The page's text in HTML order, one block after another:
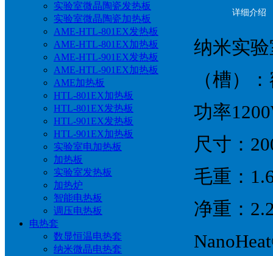
实验室微晶陶瓷发热板
实验室微晶陶瓷加热板
AME-HTL-801EX发热板
AME-HTL-801EX加热板
AME-HTL-901EX发热板
AME-HTL-901EX加热板
AME加热板
HTL-801EX加热板
HTL-801EX发热板
HTL-901EX发热板
HTL-901EX加热板
实验室电加热板
加热板
实验室发热板
加热炉
智能电热板
调压电热板
电热套
数显恒温电热套
纳米微晶电热套
详细介绍
纳米实
（槽）
功率
尺寸：
毛重：
净重：